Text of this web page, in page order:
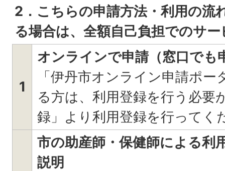
2．こちらの申請方法・利用の流
る場合は、全額自己負担でのサ
1
オンラインで申請（窓口でも
「伊丹市オンライン申請ポ
る方は、利用登録を行う必要
録」より利用登録を行ってく
市の助産師・保健師による利
説明